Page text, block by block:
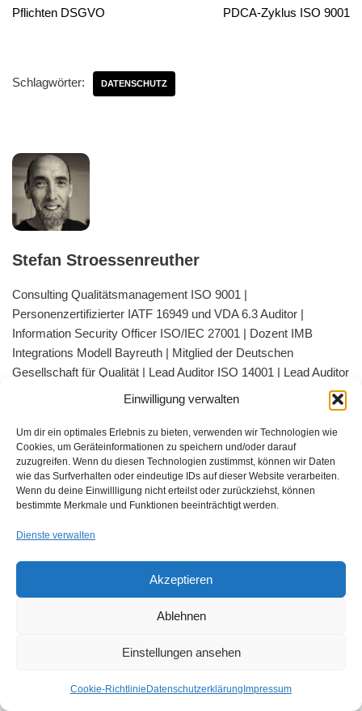
Einwilligung verwalten
Um dir ein optimales Erlebnis zu bieten, verwenden wir Technologien wie
Cookies, um Geräteinformationen zu speichern und/oder darauf
zuzugreifen. Wenn du diesen Technologien zustimmst, können wir Daten
wie das Surfverhalten oder eindeutige IDs auf dieser Website verarbeiten.
Wenn du deine Einwillligung nicht erteilst oder zurückziehst, können
bestimmte Merkmale und Funktionen beeinträchtigt werden.
Dienste verwalten
Akzeptieren
Ablehnen
Einstellungen ansehen
Cookie-Richtlinie Datenschutzerklärung Impressum
Pflichten DSGVO PDCA-Zyklus ISO 9001
Schlagwörter: DATENSCHUTZ
Stefan Stroessenreuther
Consulting Qualitätsmanagement ISO 9001 |
Personenzertifizierter IATF 16949 und VDA 6.3 Auditor |
Information Security Officer ISO/IEC 27001 | Dozent IMB
Integrations Modell Bayreuth | Mitglied der Deutschen
Gesellschaft für Qualität | Lead Auditor ISO 14001 | Lead Auditor
ISO 45001 | Lead Auditor ISO 9001
Unser ISMS Handbuch enthält alle Vorgaben der 27001:2022
ISO Updates & Praxis-
Impulse